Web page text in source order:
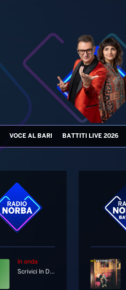
VOCE AL BARI BATTITI LIVE 2026
In onda
Scrivici In Diretta Su Whatsapp Al 333 12 12 333